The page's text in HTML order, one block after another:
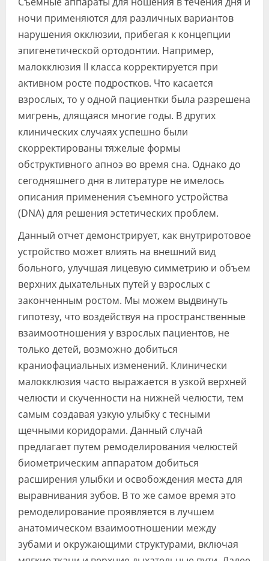
ночи применяются для различных вариантов
нарушения окклюзии, прибегая к концепции
эпигенетической ортодонтии. Например,
малокклюзия II класса корректируется при
активном росте подростков. Что касается
взрослых, то у одной пациентки была разрешена
мигрень, длящаяся многие годы. В других
клинических случаях успешно были
скорректированы тяжелые формы
обструктивного апноэ во время сна. Однако до
сегодняшнего дня в литературе не имелось
описания применения съемного устройства
(DNA) для решения эстетических проблем.
Данный отчет демонстрирует, как внутриротовое
устройство может влиять на внешний вид
больного, улучшая лицевую симметрию и объем
верхних дыхательных путей у взрослых с
законченным ростом. Мы можем выдвинуть
гипотезу, что воздействуя на пространственные
взаимоотношения у взрослых пациентов, не
только детей, возможно добиться
краниофациальных изменений. Клинически
малокклюзия часто выражается в узкой верхней
челюсти и скученности на нижней челюсти, тем
самым создавая узкую улыбку с тесными
щечными коридорами. Данный случай
предлагает путем ремоделирования челюстей
биометрическим аппаратом добиться
расширения улыбки и освобождения места для
выравнивания зубов. В то же самое время это
ремоделирование проявляется в лучшем
анатомическом взаимоотношении между
зубами и окружающими структурами, включая